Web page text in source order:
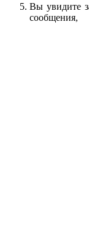
Вы увидите